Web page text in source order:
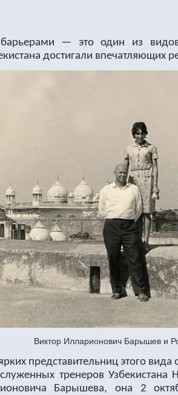
— это один из
достигали впечатляющих
Виктор Илларионович Барышев и
представительниц этого вида
тренеров
Барышева, она 2